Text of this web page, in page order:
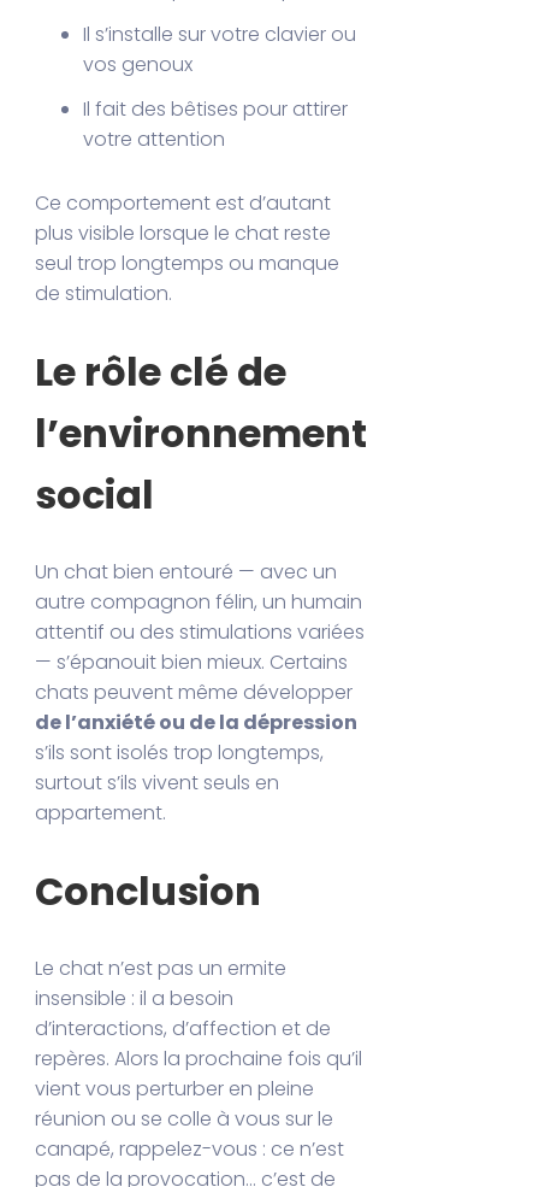
Il s’installe sur votre clavier ou
vos genoux
Il fait des bêtises pour attirer
votre attention
Ce comportement est d’autant
plus visible lorsque le chat reste
seul trop longtemps ou manque
de stimulation.
Le rôle clé de
l’environnement
social
Un chat bien entouré — avec un
autre compagnon félin, un humain
attentif ou des stimulations variées
— s’épanouit bien mieux. Certains
chats peuvent même développer
de l’anxiété ou de la dépression
s’ils sont isolés trop longtemps,
surtout s’ils vivent seuls en
appartement.
Conclusion
Le chat n’est pas un ermite
insensible : il a besoin
d’interactions, d’affection et de
repères. Alors la prochaine fois qu’il
vient vous perturber en pleine
réunion ou se colle à vous sur le
canapé, rappelez-vous : ce n’est
pas de la provocation… c’est de